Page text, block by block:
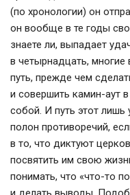
(по хронологии) он
он вообще в те годы
знаете ли, выпадает
в четырнадцать,
путь, прежде чем
и совершить камин-аут
собой. И путь этот лишь
полон противоречий,
в то, что диктуют
посвятить им свою
понимать, что «что-то